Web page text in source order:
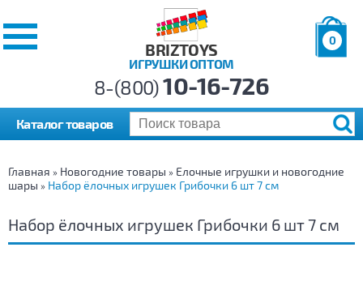
BRIZTOYS
ИГРУШКИ ОПТОМ
0
р.
8-(800)10-16-726
Каталог товаров
Главная » Новогодние товары » Елочные игрушки и новогодние
шары » Набор ёлочных игрушек Грибочки 6 шт 7 см
Набор ёлочных игрушек Грибочки 6 шт 7 см